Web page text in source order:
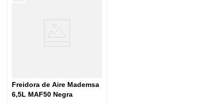
Freidora de Aire Mademsa
6,5L MAF50 Negra